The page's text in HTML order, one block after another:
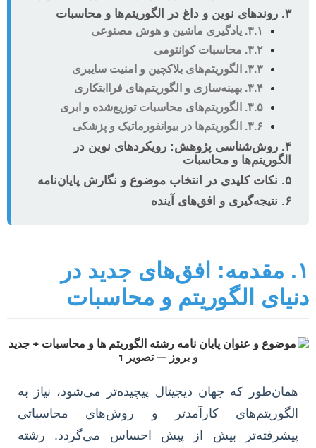
۳.۱. یادگیری ماشین و هوش مصنوعی
۳.۲. محاسبات کوانتومی
۳.۳. الگوریتم‌های بلاکچین و امنیت سایبری
۳.۴. بهینه‌سازی و الگوریتم‌های فراابتکاری
۳.۵. الگوریتم‌های محاسبات توزیع‌شده و ابری
۳.۶. الگوریتم‌ها در بیوانفورماتیک و پزشکی
۴. روش‌شناسی پژوهش: رویکردهای نوین در
الگوریتم‌ها و محاسبات
۱. مقدمه: افق‌های جدید در
الگوریتم و محاسبات
همان‌طور که جهان دیجیتال پیچیده‌تر می‌شود، نیاز به
الگوریتم‌های کارآمدتر و روش‌های محاسباتی
پیشرفته‌تر بیش از پیش احساس می‌گردد. رشته